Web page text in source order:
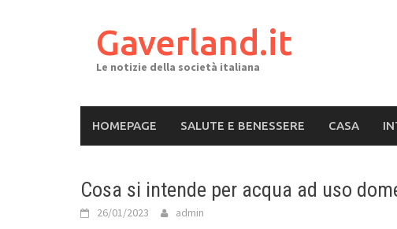
Gaverland.it
Le notizie della società italiana
HOMEPAGE SALUTE E BENESSERE CASA
Cosa si intende per acqua ad uso
26/01/2023 admin